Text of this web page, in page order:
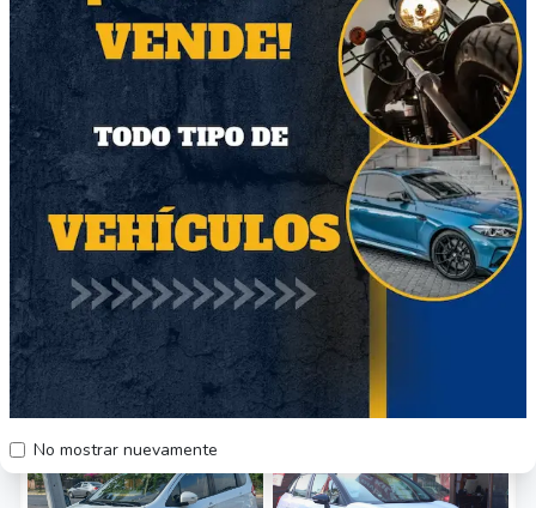
No mostrar nuevamente
Volkswagen Voyage Trendline 2018, color
gris plata, 83.000 kms, radio original,
bluetooth, alzavidrios eléctricos, aire
acondicionado, neblineros, llantas originales,
frenos ABS, alarma original.
Documentación al día.
Sin partes ni multas
Otros vehículos relacionados
74 Automotora
61